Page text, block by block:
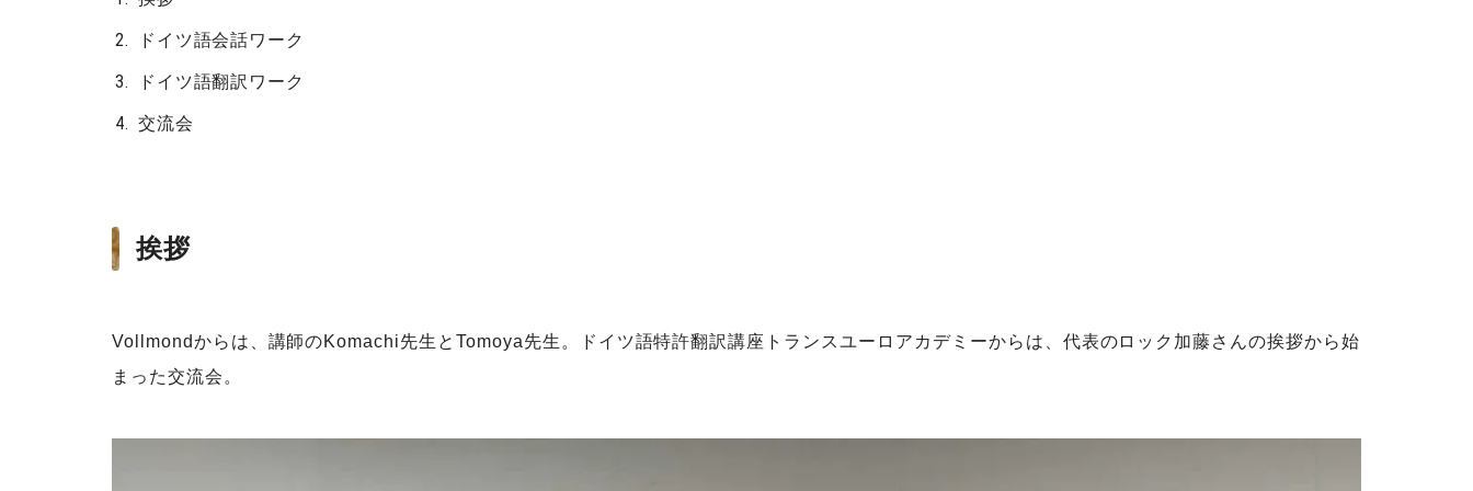
ドイツ語会話ワーク
ドイツ語翻訳ワーク
交流会
挨拶
Vollmondからは、講師のKomachi先生とTomoya先生。ドイツ語特許翻訳講座トランスユーロアカデミーからは、代表のロック加藤さんの挨拶から始
まった交流会。